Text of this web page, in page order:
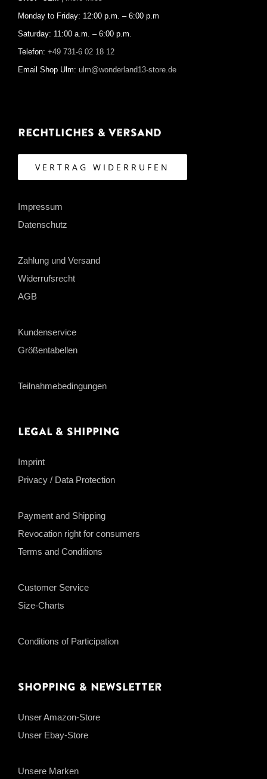
Monday to Friday: 12:00 p.m. – 6:00 p.m
Saturday: 11:00 a.m. – 6:00 p.m.
Telefon: +49 731-6 02 18 12
Email Shop Ulm: ulm@wonderland13-store.de
Rechtliches & Versand
VERTRAG WIDERRUFEN
Impressum
Datenschutz
Zahlung und Versand
Widerrufsrecht
AGB
Kundenservice
Größentabellen
Teilnahmebedingungen
Legal & Shipping
Imprint
Privacy / Data Protection
Payment and Shipping
Revocation right for consumers
Terms and Conditions
Customer Service
Size-Charts
Conditions of Participation
Shopping & Newsletter
Unser Amazon-Store
Unser Ebay-Store
Unsere Marken